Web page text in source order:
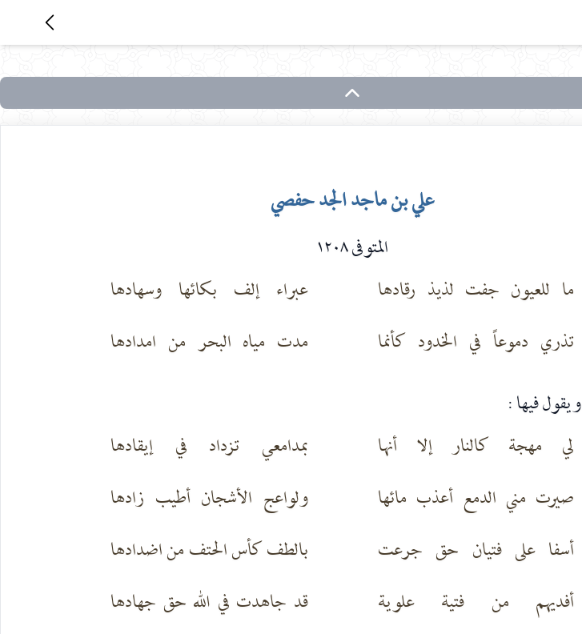
علي بن ماجد الجد حفصي
المتوفى ١٢٠٨
ما للعيون جفت لذيذ رقادها
عبراء إلف بكائها وسهادها
تذري دموعاً في الخدود كأنما
مدت مياه البحر من امدادها
ويقول فيها :
لي مهجة كالنار إلا أنها
بمدامعي تزداد في إيقادها
صيرت مني الدمع أعذب مائها
ولواعج الأشجان أطيب زادها
أسفا على فتيان حق جرعت
بالطف كأس الحتف من اضدادها
أفديهم من فتية علوية
قد جاهدت في الله حق جهادها